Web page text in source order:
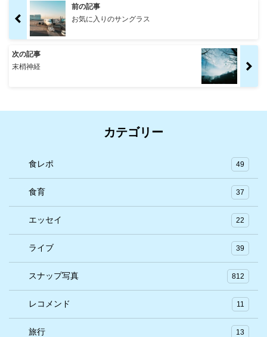
前の記事
お気に入りのサングラス
次の記事
末梢神経
カテゴリー
食レポ 49
食育 37
エッセイ 22
ライブ 39
スナップ写真 812
レコメンド 11
旅行 13